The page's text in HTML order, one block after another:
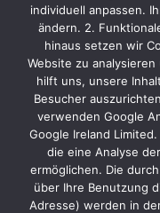
individuell anpassen.
ändern. 2.
hinaus setzen wir
Website zu
hilft uns, unsere
Besucher
verwenden Google
Google Ireland
die eine Analyse
ermöglichen. Die
über Ihre Benutzung
Adresse) werden in